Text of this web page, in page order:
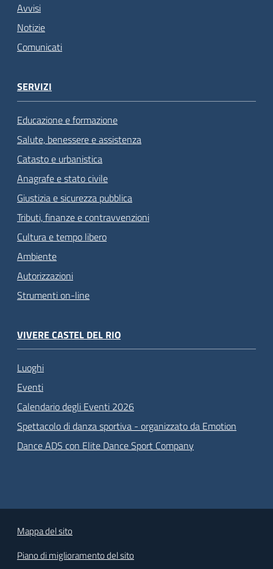
Avvisi
Notizie
Comunicati
SERVIZI
Educazione e formazione
Salute, benessere e assistenza
Catasto e urbanistica
Anagrafe e stato civile
Giustizia e sicurezza pubblica
Tributi, finanze e contravvenzioni
Cultura e tempo libero
Ambiente
Autorizzazioni
Strumenti on-line
VIVERE CASTEL DEL RIO
Luoghi
Eventi
Calendario degli Eventi 2026
Spettacolo di danza sportiva - organizzato da Emotion
Dance ADS con Elite Dance Sport Company
Mappa del sito
Piano di miglioramento del sito